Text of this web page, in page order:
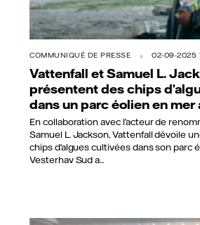
COMMUNIQUÉ DE PRESSE 02-09-2025
Vattenfall et Samuel L.
présentent des chips
dans un parc éolien en mer
En collaboration avec l’acteur de
Samuel L. Jackson, Vattenfall dévoile
chips d’algues cultivées dans son parc
Vesterhav Sud a...